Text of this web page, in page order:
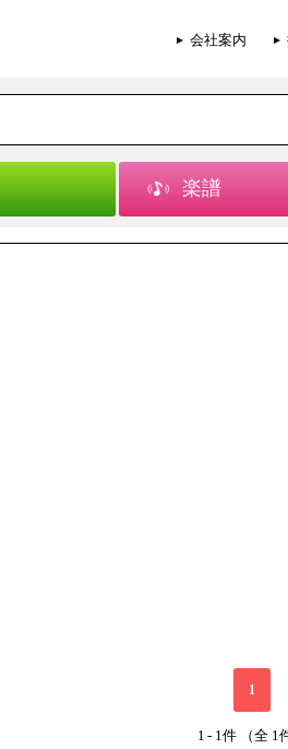
会社案内
楽譜
1
1 - 1件 （全 1